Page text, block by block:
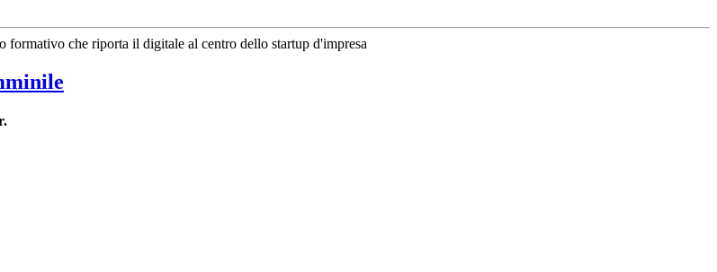
che riporta il digitale al centro dello startup d'impresa